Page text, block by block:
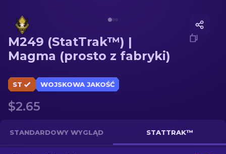
karabinów snajperskich
rękawiczek
M249 (StatTrak™) |
Magma (prosto z fabryki)
ST WOJSKOWA JAKOŚĆ
$2.65
STANDARDOWY WYGLĄD STATTRAK™